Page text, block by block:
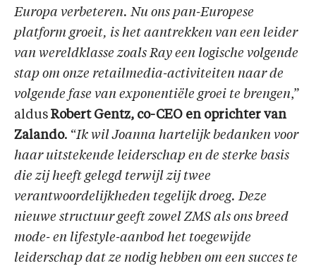
Europa verbeteren. Nu ons pan-Europese
platform groeit, is het aantrekken van een leider
van wereldklasse zoals Ray een logische volgende
stap om onze retailmedia-activiteiten naar de
volgende fase van exponentiële groei te brengen,”
aldus Robert Gentz, co-CEO en oprichter van
Zalando. “Ik wil Joanna hartelijk bedanken voor
haar uitstekende leiderschap en de sterke basis
die zij heeft gelegd terwijl zij twee
verantwoordelijkheden tegelijk droeg. Deze
nieuwe structuur geeft zowel ZMS als ons breed
mode- en lifestyle-aanbod het toegewijde
leiderschap dat ze nodig hebben om een succes te